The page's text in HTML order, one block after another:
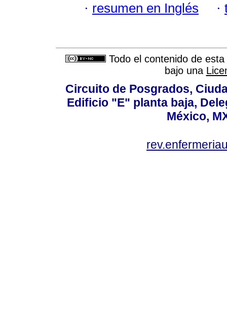
· resumen en Inglés ·
Todo el contenido de
bajo una
Circuito de Posgrados,
Edificio "E" planta baja,
México,